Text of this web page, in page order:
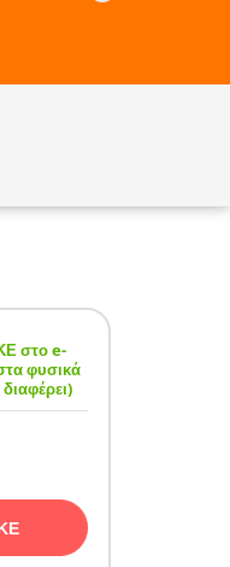
στο e-
φυσικά